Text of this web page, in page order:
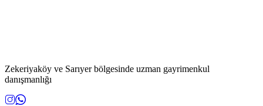
Zekeriyaköy ve Sarıyer bölgesinde uzman gayrimenkul
danışmanlığı